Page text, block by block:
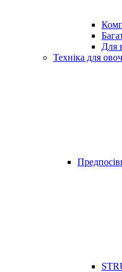
Для
Техніка для